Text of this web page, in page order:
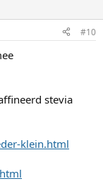
#10
stevia
klein.html